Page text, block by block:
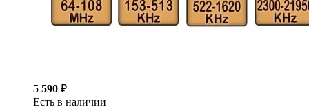
5 590 ₽
Есть в наличии